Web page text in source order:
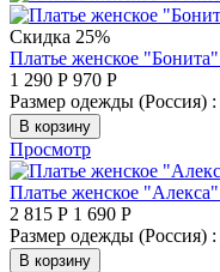
Скидка 25%
Платье женское
1 290 Р 970 Р
Размер одежды (Россия) :
В корзину
Просмотр
Платье женское
2 815 Р 1 690 Р
Размер одежды (Россия) :
В корзину